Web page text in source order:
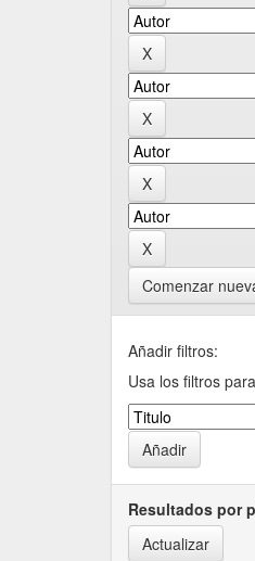
Comenzar
Añadir filtros:
Usa los filtros
Resultados por